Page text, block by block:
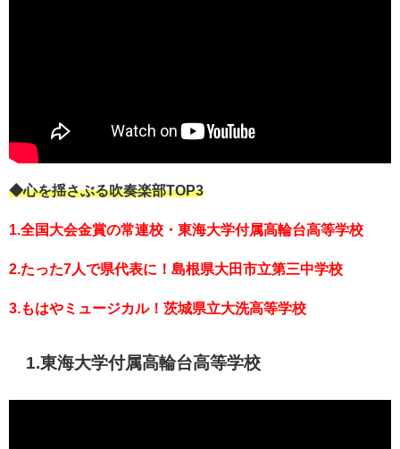
◆心を揺さぶる吹奏楽部TOP3
1.全国大会金賞の常連校・東海大学付属高輪台高等学校
2.たった7人で県代表に！島根県大田市立第三中学校
3.もはやミュージカル！茨城県立大洗高等学校
1.東海大学付属高輪台高等学校